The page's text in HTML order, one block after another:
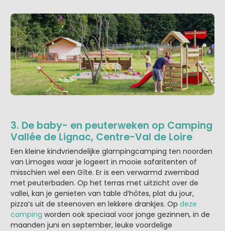
3. De baby- en peuterweken op Camping
Vallée de Lignac, Centre-Val de Loire
Een kleine kindvriendelijke glampingcamping ten noorden
van Limoges waar je logeert in mooie safaritenten of
misschien wel een Gîte. Er is een verwarmd zwembad
met peuterbaden. Op het terras met uitzicht over de
vallei, kan je genieten van table d’hôtes, plat du jour,
pizza’s uit de steenoven en lekkere drankjes. Op deze
camping worden ook speciaal voor jonge gezinnen, in de
maanden juni en september, leuke voordelige